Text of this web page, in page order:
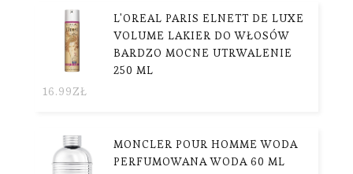
L'OREAL PARIS ELNETT DE LUXE
VOLUME LAKIER DO WŁOSÓW
BARDZO MOCNE UTRWALENIE
250 ML
16.99ZŁ
MONCLER POUR HOMME WODA
PERFUMOWANA WODA 60 ML